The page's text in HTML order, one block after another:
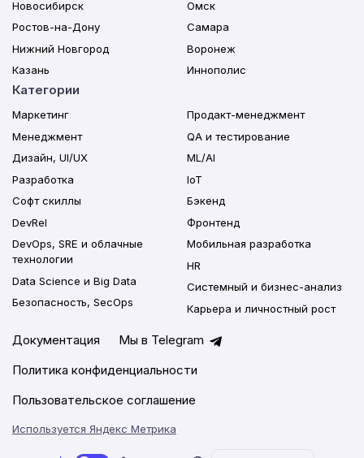
Новосибирск
Ростов-на-Дону
Нижний Новгород
Казань
Омск
Самара
Воронеж
Иннополис
Категории
Маркетинг
Менеджмент
Дизайн, UI/UX
Разработка
Софт скиллы
DevRel
DevOps, SRE и облачные
технологии
Data Science и Big Data
Безопасность, SecOps
Продакт-менеджмент
QA и тестирование
ML/AI
IoT
Бэкенд
Фронтенд
Мобильная разработка
HR
Системный и бизнес-анализ
Карьера и личностный рост
Документация
Мы в Telegram
Политика конфиденциальности
Пользовательское соглашение
Используется Яндекс Метрика